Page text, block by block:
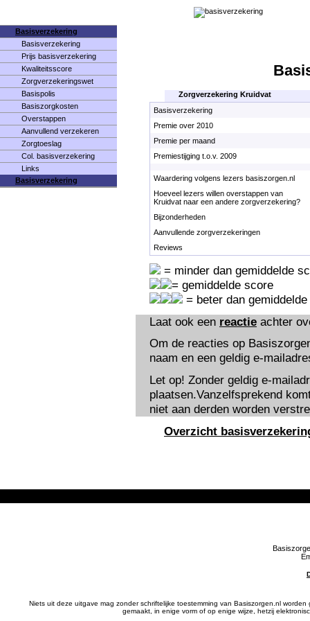
Basisverzekering
Basisverzekering
Prijs basisverzekering
Kwaliteitsscore
Zorgverzekeringswet
Basispolis
Basiszorgkosten
Overstappen
Aanvullend verzekeren
Zorgtoeslag
Col. basisverzekering
Links
Basisverzekering
Zorgverzekering Kruidvat
Basisverzekering
Premie over 2010
Premie per maand
Premiestijging t.o.v. 2009
Waardering volgens lezers basiszorgen.nl
Hoeveel lezers willen overstappen van
Kruidvat naar een andere zorgverzekering?
Bijzonderheden
Aanvullende zorgverzekeringen
Reviews
= minder dan gemiddelde
= gemiddelde score
= beter dan
Laat ook een reactie achter
Om de reacties op
naam en een geldig e-
Let op! Zonder geldig e-
plaatsen.Vanzelfsprekend
niet aan derden worden
Overzicht
Niets uit deze uitgave mag zonder schriftelijke toestemming van Basiszorgen.nl
gemaakt, in enige vorm of op enige wijze, hetzij